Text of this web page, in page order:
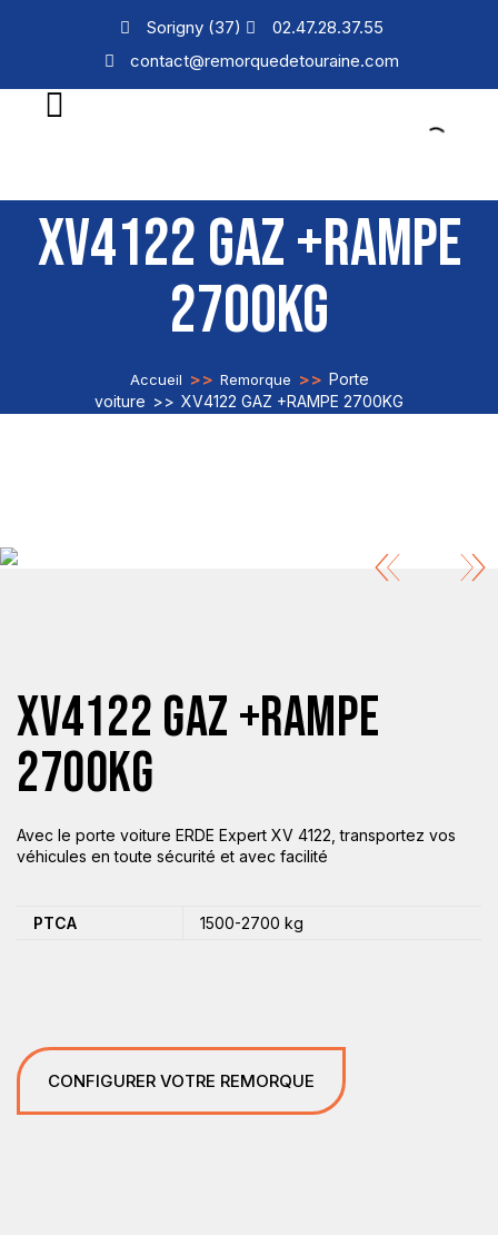
Sorigny (37)
02.47.28.37.55
contact@remorquedetouraine.com
XV4122 GAZ +RAMPE
2700KG
Accueil >> Remorque >> Porte
voiture >> XV4122 GAZ +RAMPE 2700KG
XV4122 GAZ +RAMPE
2700KG
Avec le porte voiture ERDE Expert XV 4122, transportez vos
véhicules en toute sécurité et avec facilité
PTCA 1500-2700 kg
CONFIGURER VOTRE REMORQUE